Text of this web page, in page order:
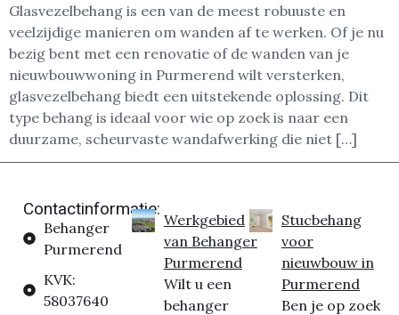
Glasvezelbehang is een van de meest robuuste en
veelzijdige manieren om wanden af te werken. Of je nu
bezig bent met een renovatie of de wanden van je
nieuwbouwwoning in Purmerend wilt versterken,
glasvezelbehang biedt een uitstekende oplossing. Dit
type behang is ideaal voor wie op zoek is naar een
duurzame, scheurvaste wandafwerking die niet […]
Contactinformatie:
Behanger
Purmerend
KVK:
58037640
Werkgebied
van Behanger
Purmerend
Wilt u een
behanger
Stucbehang
voor
nieuwbouw in
Purmerend
Ben je op zoek